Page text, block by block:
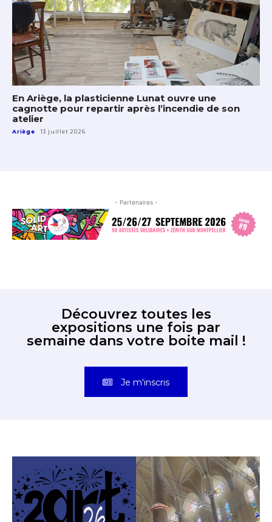
En Ariège, la plasticienne Lunat ouvre une
cagnotte pour repartir après l’incendie de son
atelier
Ariège 13 juillet 2026
- Partenaires -
Découvrez toutes les
expositions une fois par
semaine dans votre boite mail !
Je m'inscris